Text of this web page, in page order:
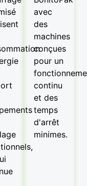
avec
des
machines
conçues
pour un
continu
et des
temps
d'arrêt
minimes.